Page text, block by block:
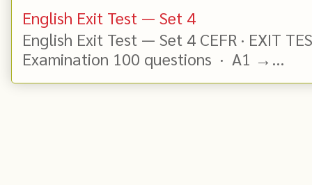
English Exit Test — Set 4
English Exit Test — Set 4 CEFR · EXIT
Examination 100 questions · A1 →...